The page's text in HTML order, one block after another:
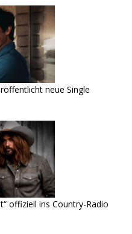
neue Single
offiziell ins Country-Radio